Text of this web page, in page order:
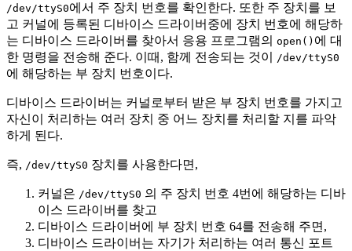
/dev/ttyS0에서 주 장치 번호를 확인한다. 또한 주 장치를 보
고 커널에 등록된 디바이스 드라이버중에 장치 번호에 해당하
는 디바이스 드라이버를 찾아서 응용 프로그램의 open() 에 대
한 명령을 전송해 준다. 이때, 함께 전송되는 것이
/dev/ttyS0
에 해당하는 부 장치 번호이다.
디바이스 드라이버는 커널로부터 받은 부 장치 번호를 가지고
자신이 처리하는 여러 장치 중 어느 장치를 처리할 지를 파악
하게 된다.
즉, /dev/ttyS0 장치를 사용한다면,
커널은 /dev/ttyS0 의 주 장치 번호 4번에 해당하는 디바
이스 드라이버를 찾고
디바이스 드라이버에 부 장치 번호 64를 전송해 주면,
디바이스 드라이버는 자기가 처리하는 여러 통신 포트